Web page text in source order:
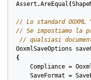
Assert .AreEqual (
// Lo standard
// Se impostiamo la
// qualsiasi
OoxmlSaveOptions
{
Compliance =
SaveFormat =